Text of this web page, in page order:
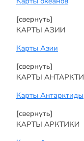
[свернуть]
КАРТЫ АЗИИ
Карты Азии
[свернуть]
КАРТЫ
Карты Антарктиды
[свернуть]
КАРТЫ АРКТИКИ